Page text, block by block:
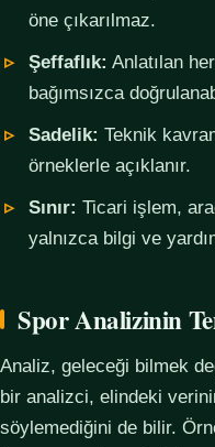
öne çıkarılmaz.
Şeffaflık: Anlatılan
bağımsızca
Sadelik: Teknik
örneklerle açıklanır.
Sınır: Ticari işlem,
yalnızca bilgi ve
Spor Analizinin
Analiz, geleceği bilmek
bir analizci, elindeki
söylemediğini de bilir.